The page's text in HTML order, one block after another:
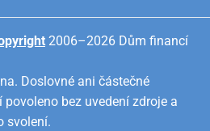
2006–2026 Dům financí
Doslovné ani částečné
bez uvedení zdroje a
svolení.